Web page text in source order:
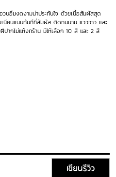
บอิ่มงดงามน่าประทับใจ ด้วยเนื้อสัมผัสสุด
เนียนแนบทันทีที่สัมผัส ติดทนนาน แวววาว และ
ปากไม่แห้งกร้าน มีให้เลือก 10 สี และ 2 สี
เขียนรีวิว